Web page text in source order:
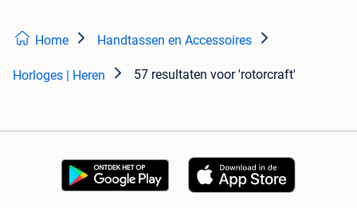
Home Handtassen en Accessoires
Horloges | Heren 57 resultaten voor 'rotorcraft'